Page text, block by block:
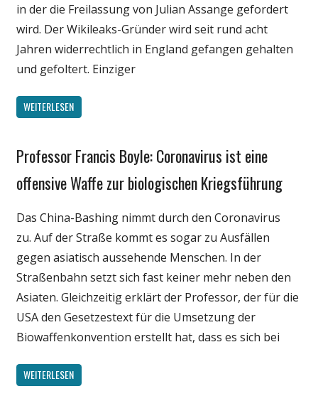
in der die Freilassung von Julian Assange gefordert
wird. Der Wikileaks-Gründer wird seit rund acht
Jahren widerrechtlich in England gefangen gehalten
und gefoltert. Einziger
WEITERLESEN
Gesellschaft
Wissenschaft
Professor Francis Boyle: Coronavirus ist eine
offensive Waffe zur biologischen Kriegsführung
Das China-Bashing nimmt durch den Coronavirus
zu. Auf der Straße kommt es sogar zu Ausfällen
gegen asiatisch aussehende Menschen. In der
Straßenbahn setzt sich fast keiner mehr neben den
Asiaten. Gleichzeitig erklärt der Professor, der für die
USA den Gesetzestext für die Umsetzung der
Biowaffenkonvention erstellt hat, dass es sich bei
WEITERLESEN